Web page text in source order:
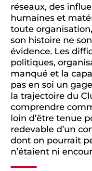
réseaux, des
humaines et
toute
son histoire ne
évidence. Les
politiques,
manqué et la
pas en soi un
la trajectoire du
comprendre
loin d’être tenue
redevable d’un
dont on pourrait
n’étaient ni